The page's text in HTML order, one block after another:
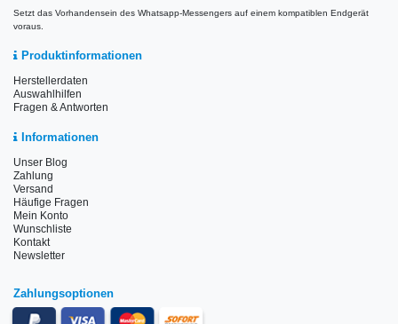
Setzt das Vorhandensein des Whatsapp-Messengers auf einem kompatiblen Endgerät
voraus.
Produktinformationen
Herstellerdaten
Auswahlhilfen
Fragen & Antworten
Informationen
Unser Blog
Zahlung
Versand
Häufige Fragen
Mein Konto
Wunschliste
Kontakt
Newsletter
Zahlungsoptionen